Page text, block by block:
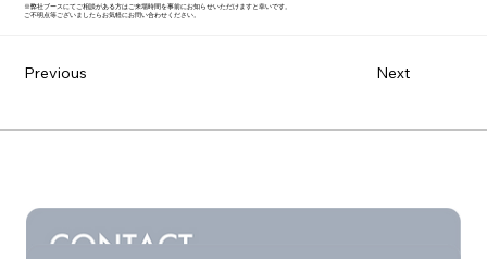
※弊社ブースにてご相談がある方はご来場時間を事前にお知らせいただけますと幸いです。
ご不明点等ございましたらお気軽にお問い合わせください。
Previous Next